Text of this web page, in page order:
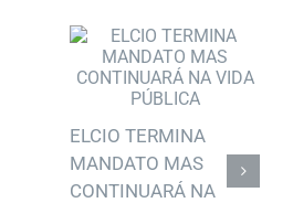
ELCIO TERMINA
MANDATO MAS
CONTINUARÁ NA